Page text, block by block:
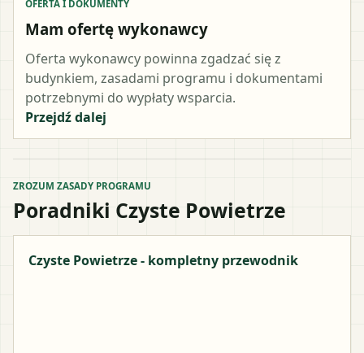
OFERTA I DOKUMENTY
Mam ofertę wykonawcy
Oferta wykonawcy powinna zgadzać się z
budynkiem, zasadami programu i dokumentami
potrzebnymi do wypłaty wsparcia.
Przejdź dalej
ZROZUM ZASADY PROGRAMU
Poradniki Czyste Powietrze
Czyste Powietrze - kompletny przewodnik